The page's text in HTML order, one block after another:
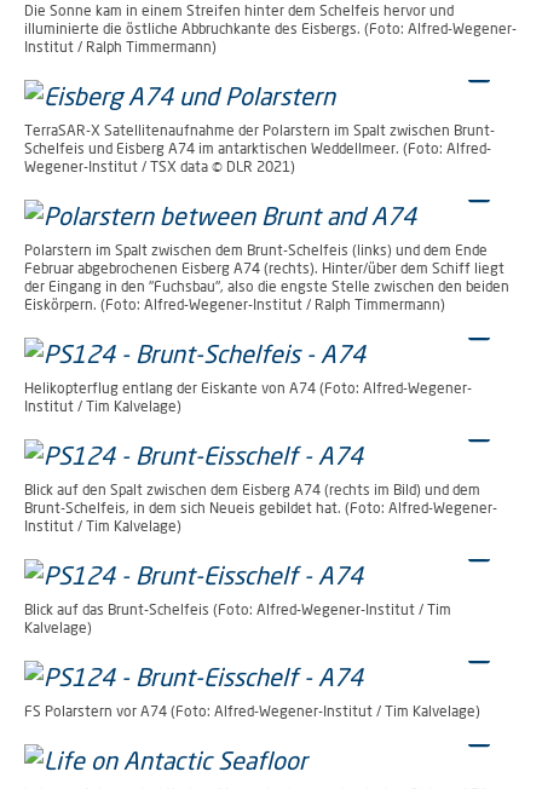
Die Sonne kam in einem Streifen hinter dem Schelfeis hervor und
illuminierte die östliche Abbruchkante des Eisbergs. (Foto: Alfred-Wegener-
Institut / Ralph Timmermann)
TerraSAR-X Satellitenaufnahme der Polarstern im Spalt zwischen Brunt-
Schelfeis und Eisberg A74 im antarktischen Weddellmeer. (Foto: Alfred-
Wegener-Institut / TSX data © DLR 2021)
Polarstern im Spalt zwischen dem Brunt-Schelfeis (links) und dem Ende
Februar abgebrochenen Eisberg A74 (rechts). Hinter/über dem Schiff liegt
der Eingang in den "Fuchsbau", also die engste Stelle zwischen den beiden
Eiskörpern. (Foto: Alfred-Wegener-Institut / Ralph Timmermann)
Helikopterflug entlang der Eiskante von A74 (Foto: Alfred-Wegener-
Institut / Tim Kalvelage)
Blick auf den Spalt zwischen dem Eisberg A74 (rechts im Bild) und dem
Brunt-Schelfeis, in dem sich Neueis gebildet hat. (Foto: Alfred-Wegener-
Institut / Tim Kalvelage)
Blick auf das Brunt-Schelfeis (Foto: Alfred-Wegener-Institut / Tim
Kalvelage)
FS Polarstern vor A74 (Foto: Alfred-Wegener-Institut / Tim Kalvelage)